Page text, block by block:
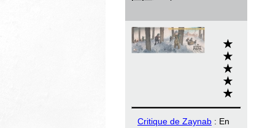
Critique de Zaynab : En